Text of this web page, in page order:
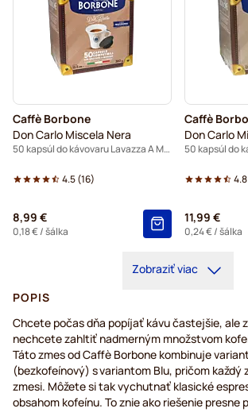
Caffè Borbone
Don Carlo Miscela Nera
50 kapsúl do kávovaru Lavazza A Modo Mio
4.5(16)
8,99 €
0,18 €/ šálka
Caffè
4.8
11,99 €
0,24 €/ šálka
Zobraziť viac
POPIS
Chcete počas dňa popíjať kávu častejšie, ale
nechcete zahltiť nadmerným množstvom
Táto zmes od Caffè Borbone kombinuje
(bezkofeínový) s variantom Blu, pričom každý
zmesi. Môžete si tak vychutnať klasické
obsahom kofeínu. To znie ako riešenie presne